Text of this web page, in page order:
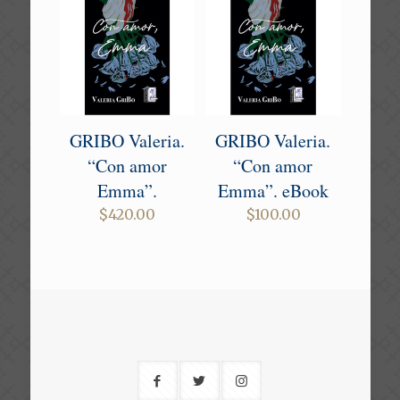
GRIBO Valeria.
“Con amor
Emma”.
$420.00
GRIBO Valeria.
“Con amor
Emma”. eBook
$100.00